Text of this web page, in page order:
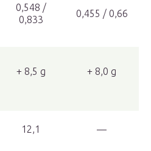
0,548 /
0,833
0,455 / 0,66
+ 8,5 g + 8,0 g
12,1 —